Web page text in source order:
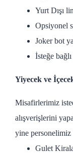
Yurt Dışı
Opsiyonel
Joker bot
İsteğe
Yiyecek ve
Misafirlerimiz
alışverişlerini
yine personelimiz
Gulet